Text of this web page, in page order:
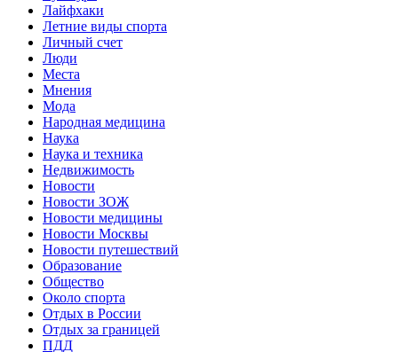
Лайфхаки
Летние виды спорта
Личный счет
Люди
Места
Мнения
Мода
Народная медицина
Наука
Наука и техника
Недвижимость
Новости
Новости ЗОЖ
Новости медицины
Новости Москвы
Новости путешествий
Образование
Общество
Около спорта
Отдых в России
Отдых за границей
ПДД